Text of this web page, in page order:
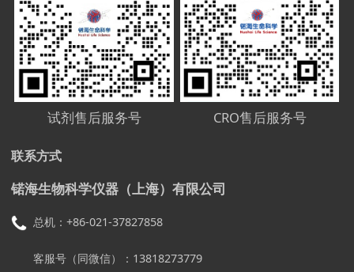
试剂售后服务号 CRO售后服务号
联系方式
锘海生物科学仪器（上海）有限公司
总机：+86-021-37827858
客服号（同微信）：13818273779